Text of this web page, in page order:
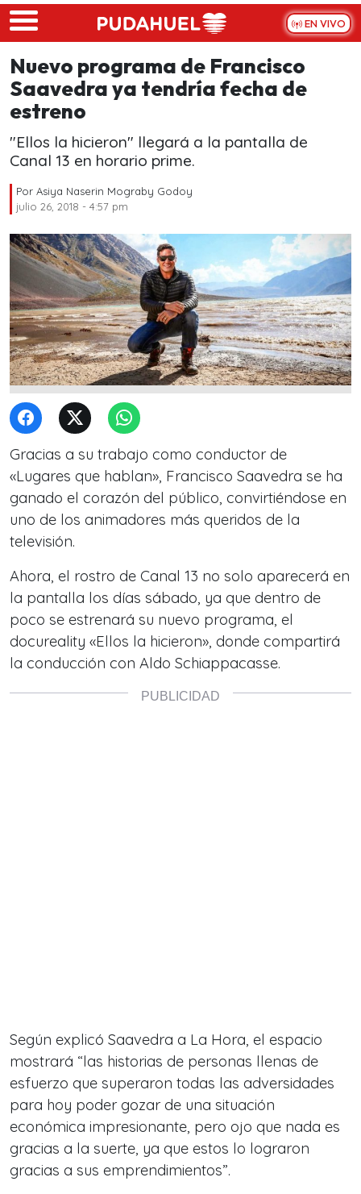
Skip to main content
EN VIVO
Nuevo programa de Francisco
Saavedra ya tendría fecha de
estreno
"Ellos la hicieron" llegará a la pantalla de
Canal 13 en horario prime.
Por Asiya Naserin Mograby Godoy
julio 26, 2018 - 4:57 pm
Gracias a su trabajo como conductor de
«Lugares que hablan», Francisco Saavedra se ha
ganado el corazón del público, convirtiéndose en
uno de los animadores más queridos de la
televisión.
Ahora, el rostro de Canal 13 no solo aparecerá en
la pantalla los días sábado, ya que dentro de
poco se estrenará su nuevo programa, el
docureality «Ellos la hicieron», donde compartirá
la conducción con Aldo Schiappacasse.
Según explicó Saavedra a La Hora, el espacio
mostrará “las historias de personas llenas de
esfuerzo que superaron todas las adversidades
para hoy poder gozar de una situación
económica impresionante, pero ojo que nada es
gracias a la suerte, ya que estos lo lograron
gracias a sus emprendimientos”.